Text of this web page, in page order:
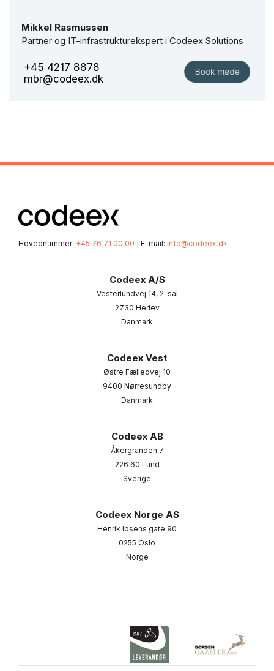
Mikkel Rasmussen
Partner og IT-infrastrukturekspert i Codeex Solutions
+45 4217 8878
mbr@codeex.dk
Hovednummer: +45 76 71 00 00 | E-mail: info@codeex.dk
Codeex A/S
Vesterlundvej 14, 2. sal
2730 Herlev
Danmark
Codeex Vest
Østre Fælledvej 10
9400 Nørresundby
Danmark
Codeex AB
Åkergränden 7
226 60 Lund
Sverige
Codeex Norge AS
Henrik Ibsens gate 90
0255 Oslo
Norge